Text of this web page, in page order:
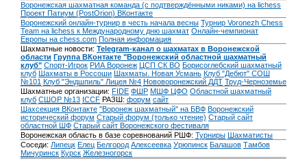
Воронежская шахматная команда (с подтверждёнными никами) на lichess
Проект Патиум (PostOrion) ВКонтакте
Воронежский онлайн-турнир в честь начала весны Турнир Voronezh Chess
Team на lichess к Международному дню шахмат Онлайн-чемпионат
Европы на chess.com Полная информация
Шахматные новости: Telegram-канал о шахматах в Воронежской
области Группа ВКонтакте "Воронежский областной шахматный
клуб" Спорт-Игрок РИА Воронеж ЦСП СК ВО Борисоглебский шахматный
клуб Шахматы в Россоши Шахматы. Новая Усмань Клуб "Дебют" СОШ
№101 Клуб "Эндшпиль" Лицея №4 Нововоронежский ДДТ Труд-Черноземье
Шахматные организации: FIDE ФШР МШФ ЦФО Областной шахматный
клуб СШОР №13 ICCF РАЗШ: форум сайт
Шахсекция ВКонтакте "Воронеж шахматный" на БВФ Воронежский
исторический форум Cтарый форум (только чтение) Старый сайт
областной ШФ Старый сайт Воронежского фестиваля
Воронежская область в базе соревнований РШФ: Турниры Шахматисты
Соседи: Липецк Елец Белгород Алексеевка Урюпинск Балашов Тамбов
Мичуринск Курск Железногорск